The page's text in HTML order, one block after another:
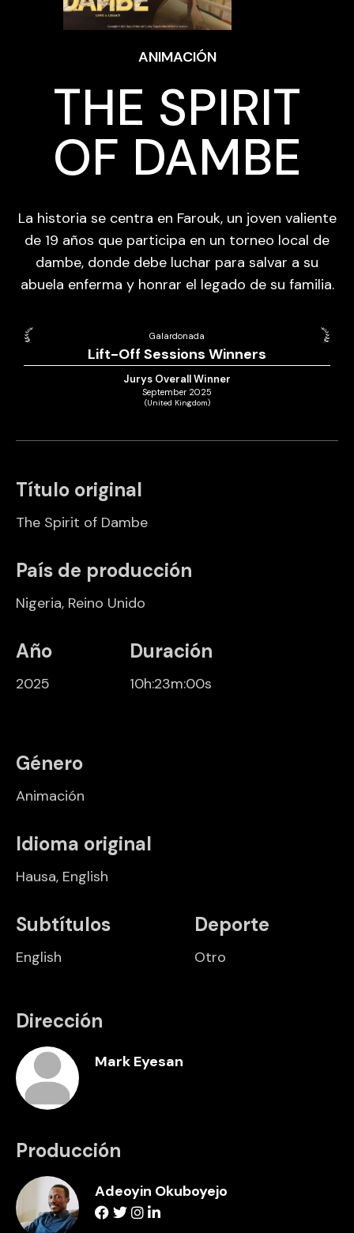
ANIMACIÓN
THE SPIRIT
OF DAMBE
La historia se centra en Farouk, un joven valiente
de 19 años que participa en un torneo local de
dambe, donde debe luchar para salvar a su
abuela enferma y honrar el legado de su familia.
Galardonada
Lift-Off Sessions Winners
Jurys Overall Winner
September 2025
(United Kingdom)
Título original
The Spirit of Dambe
País de producción
Nigeria, Reino Unido
Año
2025
Duración
10h:23m:00s
Género
Animación
Idioma original
Hausa, English
Subtítulos
English
Deporte
Otro
Dirección
Mark Eyesan
Producción
Adeoyin Okuboyejo